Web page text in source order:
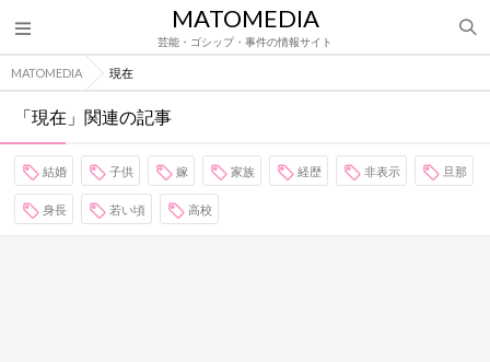
MATOMEDIA
芸能・ゴシップ・事件の情報サイト
MATOMEDIA 現在
「現在」関連の記事
結婚 子供 嫁 家族 経歴 非表示 旦那
身長 若い頃 高校